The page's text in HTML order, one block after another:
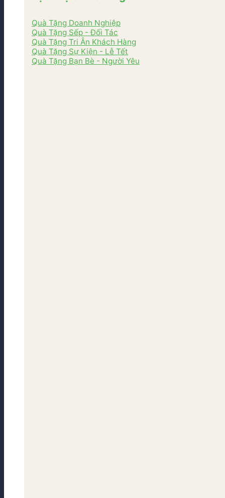
Quà Tặng Doanh Nghiệp
Quà Tặng Sếp - Đối Tác
Quà Tặng Tri Ân Khách Hàng
Quà Tặng Sự Kiện - Lễ Tết
Quà Tặng Bạn Bè - Người Yêu